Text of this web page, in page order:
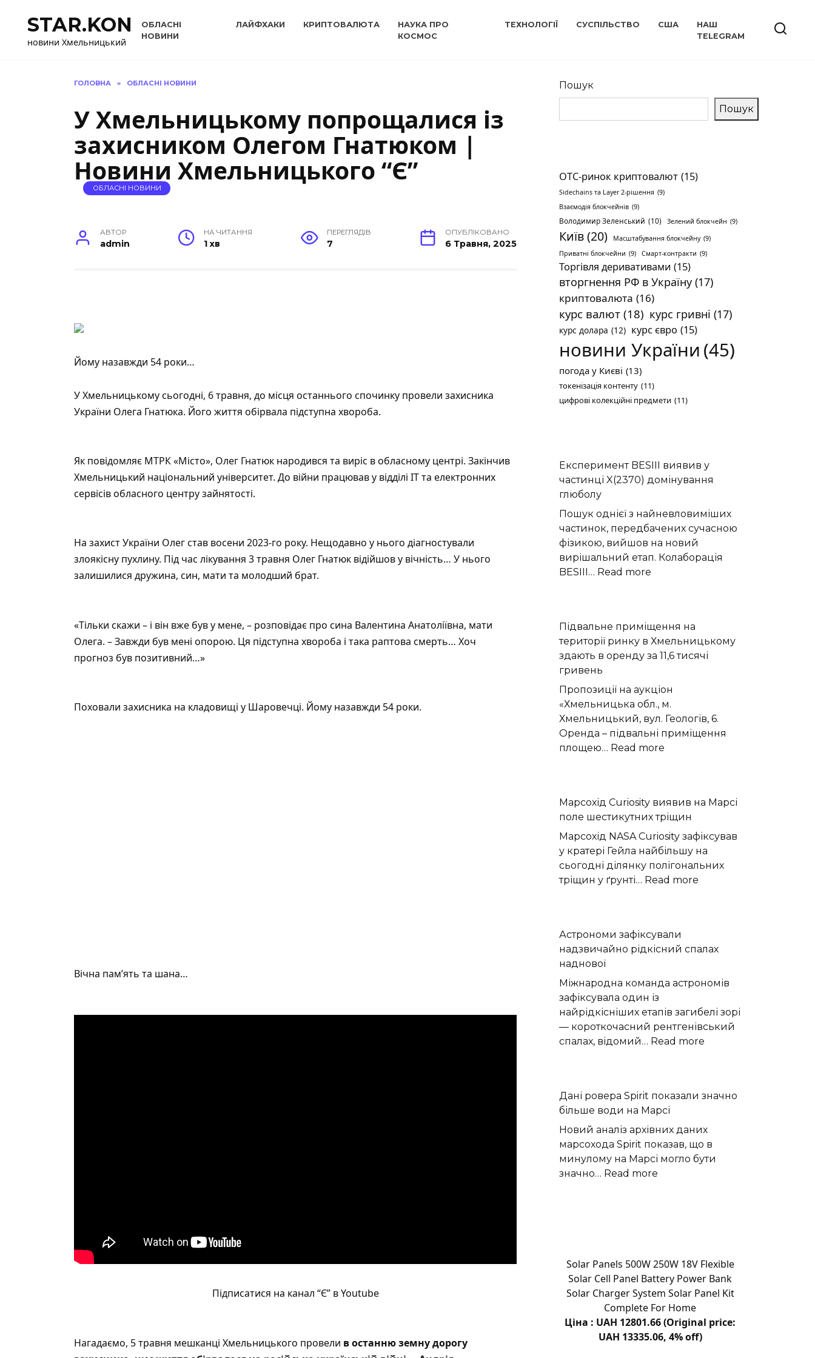
вмістуSTAR.KON
новини Хмельницький
ОБЛАСНІ
НОВИНИ
ЛАЙФХАКИ КРИПТОВАЛЮТА
НАУКА ПРО
КОСМОС
ТЕХНОЛОГІЇ СУСПІЛЬСТВО США
НАШ
TELEGRAM
ГОЛОВНА » ОБЛАСНІ НОВИНИ
У Хмельницькому попрощалися із
захисником Олегом Гнатюком |
Новини Хмельницького “Є”
ОБЛАСНІ НОВИНИ
АВТОР
admin
НА ЧИТАННЯ
1 хв
ПЕРЕГЛЯДІВ
7
ОПУБЛІКОВАНО
6 Травня, 2025
Йому назавжди 54 роки…
У Хмельницькому сьогодні, 6 травня, до місця останнього спочинку провели захисника
України Олега Гнатюка. Його життя обірвала підступна хвороба.
Як повідомляє МТРК«Місто», Олег Гнатюк народився та виріс в обласному центрі. Закінчив
Хмельницький національний університет. До війни працював у відділі ІТ та електронних
сервісів обласного центру зайнятості.
На захист України Олег став восени 2023-го року. Нещодавно у нього діагностували
злоякісну пухлину. Під час лікування 3 травня Олег Гнатюк відійшов у вічність… У нього
залишилися дружина, син, мати та молодший брат.
«Тільки скажи – і він вже був у мене, – розповідає про сина Валентина Анатоліївна, мати
Олега. – Завжди був мені опорою. Ця підступна хвороба і така раптова смерть… Хоч
прогноз був позитивний…»
Поховали захисника на кладовищі у Шаровечці. Йому назавжди 54 роки.
Вічна пам’ять та шана…
Підписатися на канал “Є” в Youtube
Нагадаємо, 5 травня мешканці Хмельницького провели в останню земну дорогу
Пошук
Пошук
OTC-ринок криптовалют (15)
Sidechains та Layer 2-рішення (9)
Взаємодія блокчейнів (9)
Володимир Зеленський (10) Зелений блокчейн (9)
Київ(20) Масштабування блокчейну (9)
Приватні блокчейни (9) Смарт-контракти (9)
Торгівля деривативами (15)
вторгнення РФ в Україну (17)
криптовалюта (16)
курс валют (18) курс гривні (17)
курс долара (12) курс євро (15)
новини України (45)
погода у Києві (13)
токенізація контенту (11)
цифрові колекційні предмети (11)
Експеримент BESIII виявив у
частинці X(2370) домінування
глюболу
Пошук однієї з найневловиміших
частинок, передбачених сучасною
фізикою, вийшов на новий
вирішальний етап. Колаборація
BESIII… Read more
у
частинці
X(2370)
глюболу
Підвальне приміщення на
території ринку в Хмельницькому
здають в оренду за 11,6 тисячі
гривень
Пропозиції на аукціон
«Хмельницька обл., м.
Хмельницький, вул. Геологів, 6.
Оренда – підвальні приміщення
площею… Read more
території
ринку
в
Хмельницькому
здають
в
тисячі
гривень
Марсохід Curiosity виявив на Марсі
поле шестикутних тріщин
Марсохід NASA Curiosity зафіксував
у кратері Гейла найбільшу на
сьогодні ділянку полігональних
тріщин у ґрунті… Read more
Марсі
шестикутних
Астрономи зафіксували
надзвичайно рідкісний спалах
наднової
Міжнародна команда астрономів
зафіксувала один із
найрідкісніших етапів загибелі зорі
— короткочасний рентгенівський
спалах, відомий… Read more
рідкісний
наднової
Дані ровера Spirit показали значно
більше води на Марсі
Новий аналіз архівних даних
марсохода Spirit показав, що в
минулому на Марсі могло бути
значно… Read more
більше
води
на
Марсі
Solar Panels 500W 250W 18V Flexible
Solar Cell Panel Battery Power Bank
Solar Charger System Solar Panel Kit
Complete For Home
Ціна : UAH 12801.66 (Original price:
UAH 13335.06, 4% off)